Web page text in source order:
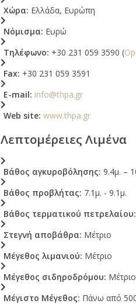
Χώρα: Ελλάδα, Ευρώπη
Νόμισμα: Ευρώ
Τηλέφωνο: +30 231 059 3590 (
Fax: +30 231 059 3591
E-mail: info@thpa.gr
Web site: www.thpa.gr
Λεπτομέρειες Λιμένα
Βάθος αγκυροβόλησης: 9.4μ. –
Βάθος προβλήτας: 7.1μ. - 9.1μ.
Βάθος τερματικού πετρελαίου:
Στεγνή αποβάθρα: Μέτριο
Μέγεθος λιμανιού: Μέτριο
Μέγεθος σιδηροδρόμου: Μέτριο
Μέγιστο Μέγεθος: Πάνω από